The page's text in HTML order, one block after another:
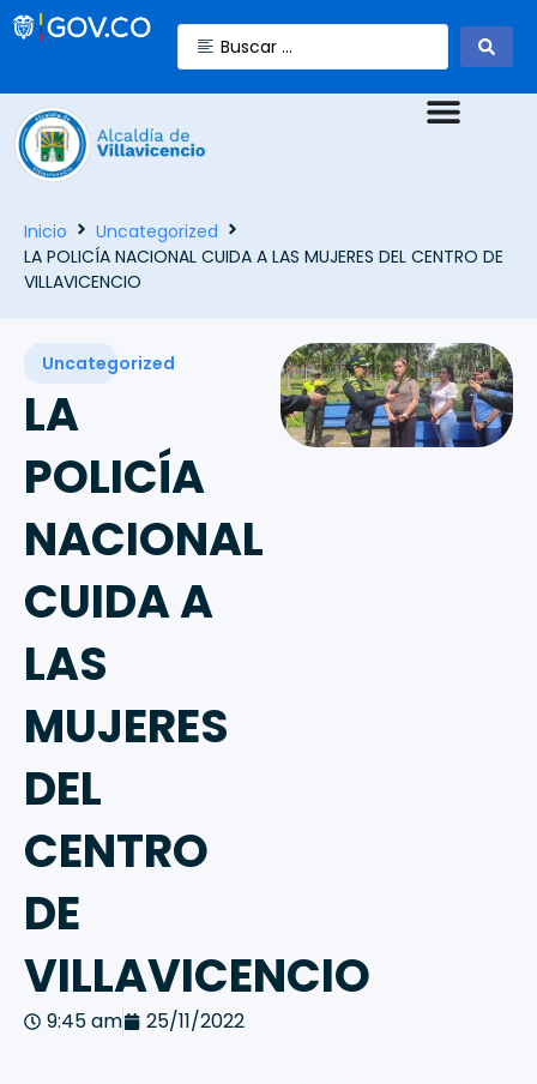
Inicio
Uncategorized
LA POLICÍA NACIONAL CUIDA A LAS MUJERES DEL CENTRO DE
VILLAVICENCIO
Uncategorized
LA
POLICÍA
NACIONAL
CUIDA A
LAS
MUJERES
DEL
CENTRO
DE
VILLAVICENCIO
9:45 am 25/11/2022